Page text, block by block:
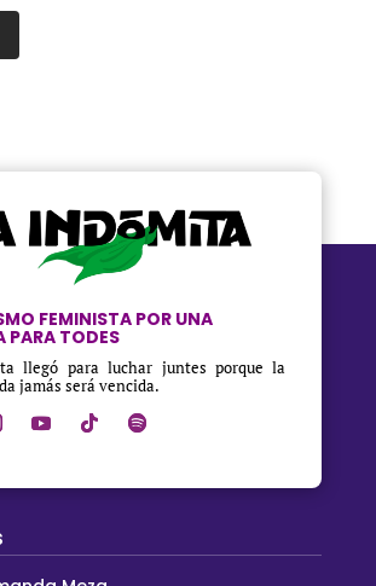
FEMINISTA POR UNA
PARA TODES
llegó para luchar juntes porque la
jamás será vencida.